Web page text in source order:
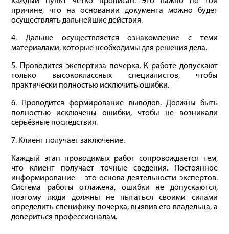
причине, что на основании документа можно будет
осуществлять дальнейшие действия.
4. Дальше осуществляется ознакомление с теми
материалами, которые необходимы для решения дела.
5. Проводится экспертиза почерка. К работе допускают
только высококлассных специалистов, чтобы
практически полностью исключить ошибки.
6. Проводится формирование выводов. Должны быть
полностью исключены ошибки, чтобы не возникали
серьёзные последствия.
7. Клиент получает заключение.
Каждый этап проводимых работ сопровождается тем,
что клиент получает точные сведения. Постоянное
информирование – это основа деятельности экспертов.
Система работы отлажена, ошибки не допускаются,
поэтому люди должны не пытаться своими силами
определить специфику почерка, выявив его владельца, а
довериться профессионалам.